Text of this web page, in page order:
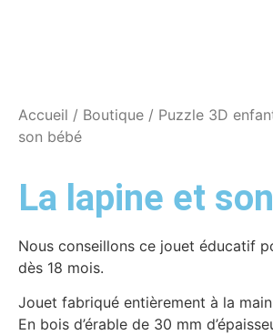
Accueil / Boutique / Puzzle 3D
son bébé
La lapine et
Nous conseillons ce jouet éducatif
dès 18 mois.
Jouet fabriqué entièrement à la
En bois d’érable de 30 mm